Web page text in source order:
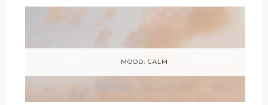
MOOD: CALM